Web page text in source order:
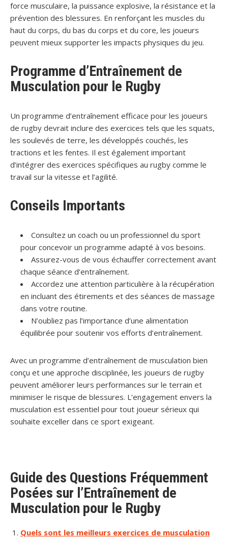
force musculaire, la puissance explosive, la résistance et la
prévention des blessures. En renforçant les muscles du
haut du corps, du bas du corps et du core, les joueurs
peuvent mieux supporter les impacts physiques du jeu.
Programme d’Entraînement de
Musculation pour le Rugby
Un programme d’entraînement efficace pour les joueurs
de rugby devrait inclure des exercices tels que les squats,
les soulevés de terre, les développés couchés, les
tractions et les fentes. Il est également important
d’intégrer des exercices spécifiques au rugby comme le
travail sur la vitesse et l’agilité.
Conseils Importants
Consultez un coach ou un professionnel du sport
pour concevoir un programme adapté à vos besoins.
Assurez-vous de vous échauffer correctement avant
chaque séance d’entraînement.
Accordez une attention particulière à la récupération
en incluant des étirements et des séances de massage
dans votre routine.
N’oubliez pas l’importance d’une alimentation
équilibrée pour soutenir vos efforts d’entraînement.
Avec un programme d’entraînement de musculation bien
conçu et une approche disciplinée, les joueurs de rugby
peuvent améliorer leurs performances sur le terrain et
minimiser le risque de blessures. L’engagement envers la
musculation est essentiel pour tout joueur sérieux qui
souhaite exceller dans ce sport exigeant.
Guide des Questions Fréquemment
Posées sur l’Entraînement de
Musculation pour le Rugby
Quels sont les meilleurs exercices de musculation